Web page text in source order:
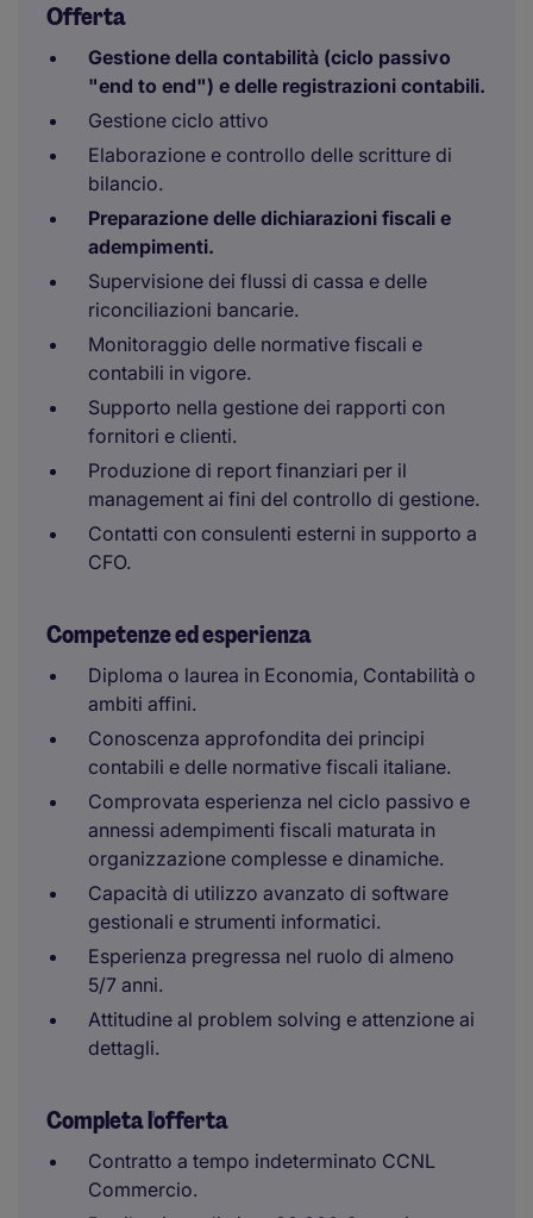
Offerta
Gestione della contabilità (ciclo passivo
"end to end") e delle registrazioni contabili.
Gestione ciclo attivo
Elaborazione e controllo delle scritture di
bilancio.
Preparazione delle dichiarazioni fiscali e
adempimenti.
Supervisione dei flussi di cassa e delle
riconciliazioni bancarie.
Monitoraggio delle normative fiscali e
contabili in vigore.
Supporto nella gestione dei rapporti con
fornitori e clienti.
Produzione di report finanziari per il
management ai fini del controllo di gestione.
Contatti con consulenti esterni in supporto a
CFO.
Competenze ed esperienza
Diploma o laurea in Economia, Contabilità o
ambiti affini.
Conoscenza approfondita dei principi
contabili e delle normative fiscali italiane.
Comprovata esperienza nel ciclo passivo e
annessi adempimenti fiscali maturata in
organizzazione complesse e dinamiche.
Capacità di utilizzo avanzato di software
gestionali e strumenti informatici.
Esperienza pregressa nel ruolo di almeno
5/7 anni.
Attitudine al problem solving e attenzione ai
dettagli.
Completa l'offerta
Contratto a tempo indeterminato CCNL
Commercio.